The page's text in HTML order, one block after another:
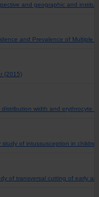
and geographic and
and Prevalence of Multiple
(2015)
distribution width and erythrocyte
study of intussusception in
of transversal cutting of early